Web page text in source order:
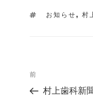
タ
お知らせ, 村
稿
ナ
過
去
の
前
村上歯科新